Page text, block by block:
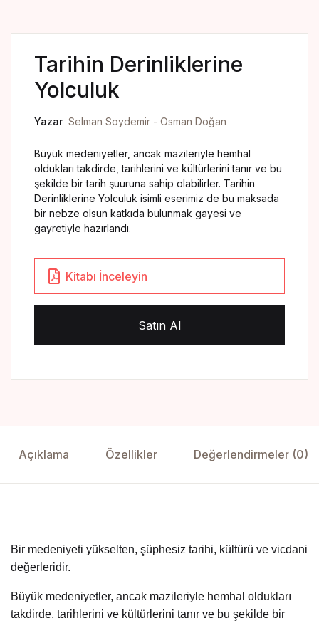
İnsan ve Hayat Dergisi
Çamlıca Çocuk Dergisi
Tarihin Derinliklerine
Yolculuk
Yazar Selman Soydemir - Osman Doğan
Büyük medeniyetler, ancak mazileriyle hemhal
oldukları takdirde, tarihlerini ve kültürlerini tanır ve bu
şekilde bir tarih şuuruna sahip olabilirler. Tarihin
Derinliklerine Yolculuk isimli eserimiz de bu maksada
bir nebze olsun katkıda bulunmak gayesi ve
gayretiyle hazırlandı.
Kitabı İnceleyin
Satın Al
Açıklama Özellikler Değerlendirmeler (0)
Bir medeniyeti yükselten, şüphesiz tarihi, kültürü ve vicdani
değerleridir.
Büyük medeniyetler, ancak mazileriyle hemhal oldukları
takdirde, tarihlerini ve kültürlerini tanır ve bu şekilde bir